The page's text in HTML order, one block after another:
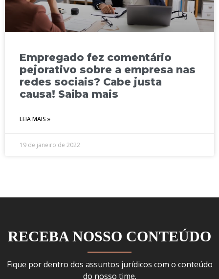
Empregado fez comentário
pejorativo sobre a empresa nas
redes sociais? Cabe justa
causa! Saiba mais
LEIA MAIS »
19 de janeiro de 2022
RECEBA NOSSO CONTEÚDO
Fique por dentro dos assuntos jurídicos com o conteúdo
do nosso time.